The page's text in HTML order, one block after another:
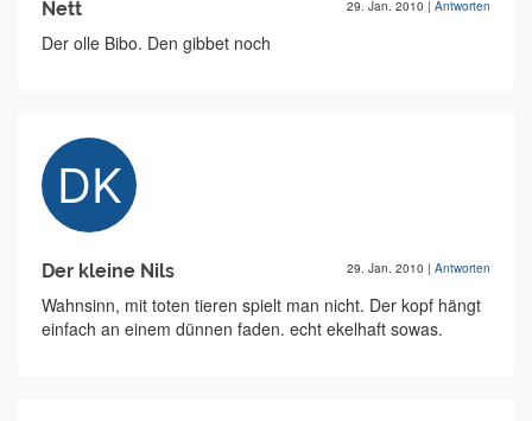
Nett 29. Jan. 2010 | Antworten
Der olle Bibo. Den gibbet noch
Der kleine Nils 29. Jan. 2010 | Antworten
Wahnsinn, mit toten tieren spielt man nicht. Der kopf hängt
einfach an einem dünnen faden. echt ekelhaft sowas.